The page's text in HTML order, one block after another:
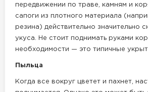
передвижении по траве, камням и
сапоги из плотного материала
резина) действительно значительно
укуса. Не стоит поднимать руками
необходимости — это типичные
Пыльца
Когда все вокруг цветет и пахнет,